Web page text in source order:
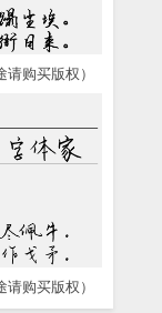
购买版权）
购买版权）